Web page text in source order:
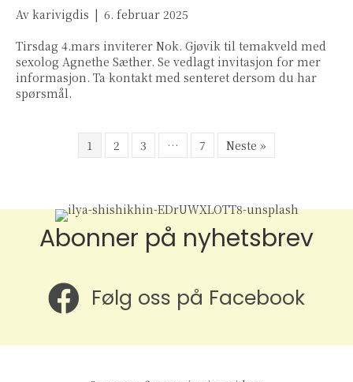
Av karivigdis | 6. februar 2025
Tirsdag 4.mars inviterer Nok. Gjøvik til temakveld med
sexolog Agnethe Sæther. Se vedlagt invitasjon for mer
informasjon. Ta kontakt med senteret dersom du har
spørsmål.
1 2 3 … 7 Neste »
Abonner på nyhetsbrev
Følg oss på Facebook
Følg oss på Facebook